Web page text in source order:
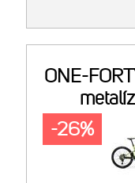
ONE-
-26%